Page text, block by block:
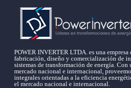
POWER INVERTER LTDA. es una empresa
fabricación, diseño y comercialización de
sistemas de transformación de energía.
mercado nacional e internacional,
integrales orientadas a la eficiencia
el mercado nacional e internacional.